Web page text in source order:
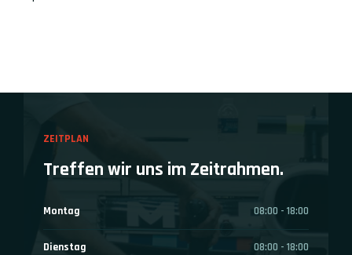
ZEITPLAN
Treffen wir uns im Zeitrahmen.
Montag 08:00 - 18:00
Dienstag 08:00 - 18:00